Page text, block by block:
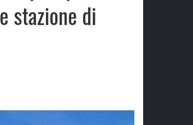
stazione di